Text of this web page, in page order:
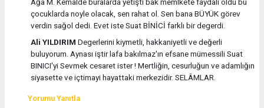
Ağa M. Kemalde buralarda yetişti bak memlkete faydali oldu bu
çocuklarda noyle olacak, sen rahat ol. Sen bana BÜYÜK görev
verdin sağol dedi. Evet iste Suat BİNİCİ farklı bir degerdi.
Ali YILDIRIM Degerlerini kiymetli, hakkaniyetli ve değerli
buluyorum. Aynası iştir lafa bakılmaz'ın efsane mümessili Suat
BINICI'yi Sevmek cesaret ister ! Mertliğin, cesurluğun ve adamlığın
siyasette ve içtimayi hayattaki merkezidir. SELÂMLAR.
Yorumu Yanıtla